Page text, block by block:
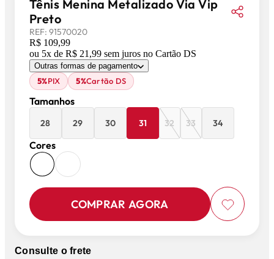
Tênis Menina Metalizado Via Vip
Preto
REF: 91570020
R$ 109,99
ou 5x de R$ 21,99 sem juros no Cartão DS
Outras formas de pagamento
5%PIX 5%Cartão DS
Tamanhos
28 29 30 31 32 33 34
Cores
COMPRAR AGORA
Consulte o frete